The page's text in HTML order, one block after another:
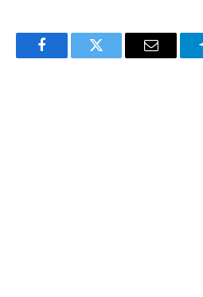
FacebookTwitter Email